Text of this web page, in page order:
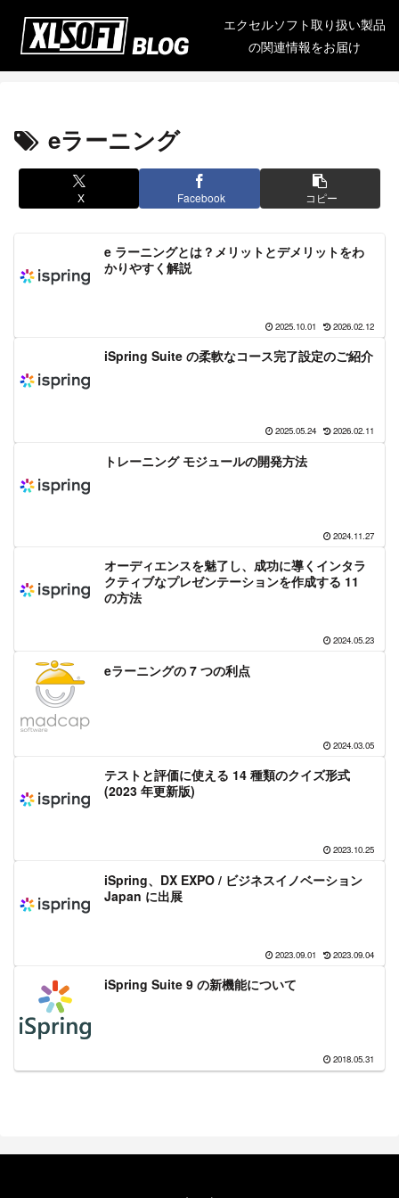
エクセルソフト取り扱い製品
の関連情報をお届け
eラーニング
X Facebook コピー
e ラーニングとは？メリットとデメリットをわ
かりやすく解説
2025.10.01 2026.02.12
iSpring Suite の柔軟なコース完了設定のご紹介
2025.05.24 2026.02.11
トレーニング モジュールの開発方法
2024.11.27
オーディエンスを魅了し、成功に導くインタラ
クティブなプレゼンテーションを作成する 11
の方法
2024.05.23
eラーニングの 7 つの利点
2024.03.05
テストと評価に使える 14 種類のクイズ形式
(2023 年更新版)
2023.10.25
iSpring、DX EXPO / ビジネスイノベーション
Japan に出展
2023.09.01 2023.09.04
iSpring Suite 9 の新機能について
2018.05.31